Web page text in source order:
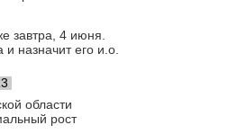
завтра, 4 июня.
назначит его и.о.
области
рост